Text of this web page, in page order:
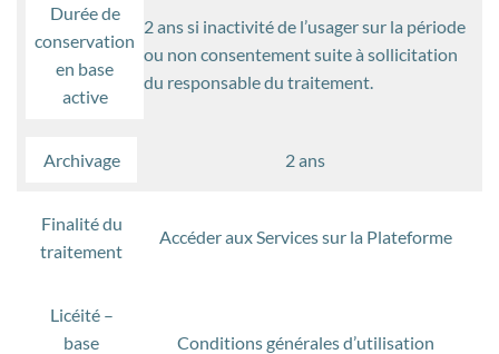
Durée de
conservation
en base
active
2 ans si inactivité de l’usager sur la période
ou non consentement suite à sollicitation
du responsable du traitement.
Archivage 2 ans
Finalité du
traitement
Accéder aux Services sur la Plateforme
Licéité –
base
Conditions générales d’utilisation